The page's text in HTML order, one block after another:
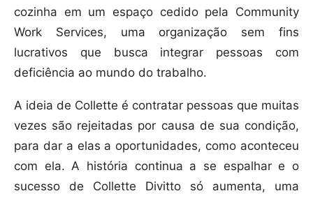
cozinha em um espaço cedido pela Community
Work Services, uma organização sem fins
lucrativos que busca integrar pessoas com
deficiência ao mundo do trabalho.
A ideia de Collette é contratar pessoas que muitas
vezes são rejeitadas por causa de sua condição,
para dar a elas a oportunidades, como aconteceu
com ela. A história continua a se espalhar e o
sucesso de Collette Divitto só aumenta, uma